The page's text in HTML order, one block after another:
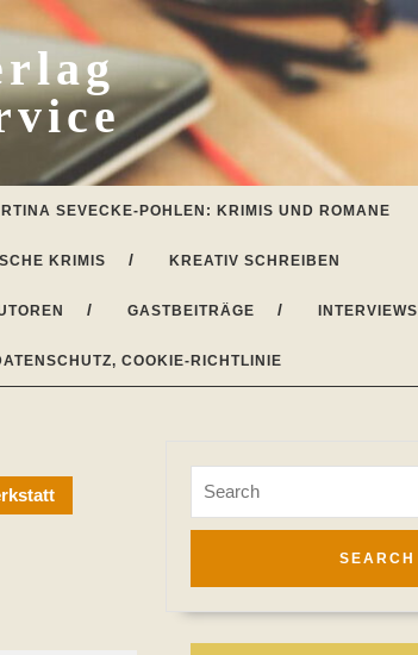
SEVECKE-POHLEN: KRIMIS UND ROMANE
KRIMIS KREATIV SCHREIBEN
GASTBEITRÄGE INTERVIEWS
COOKIE-RICHTLINIE
for: